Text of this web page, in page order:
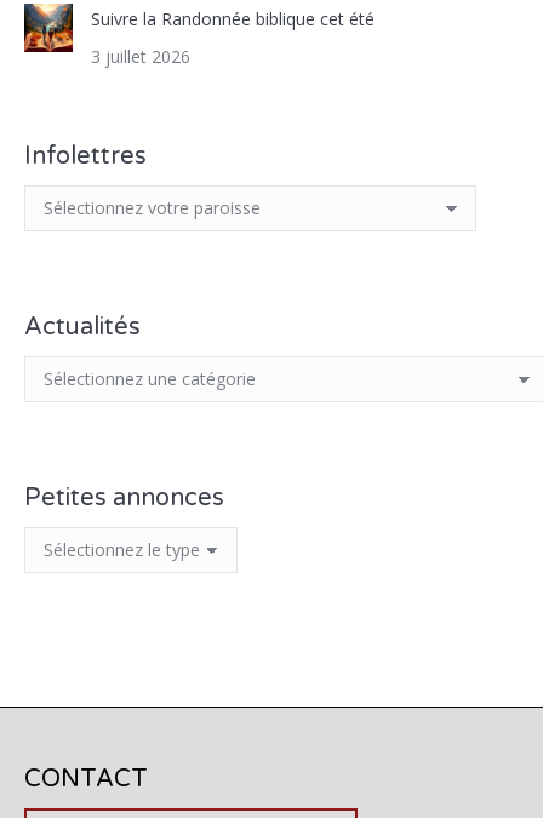
Suivre la Randonnée biblique cet été
3 juillet 2026
Infolettres
Actualités
Petites annonces
CONTACT